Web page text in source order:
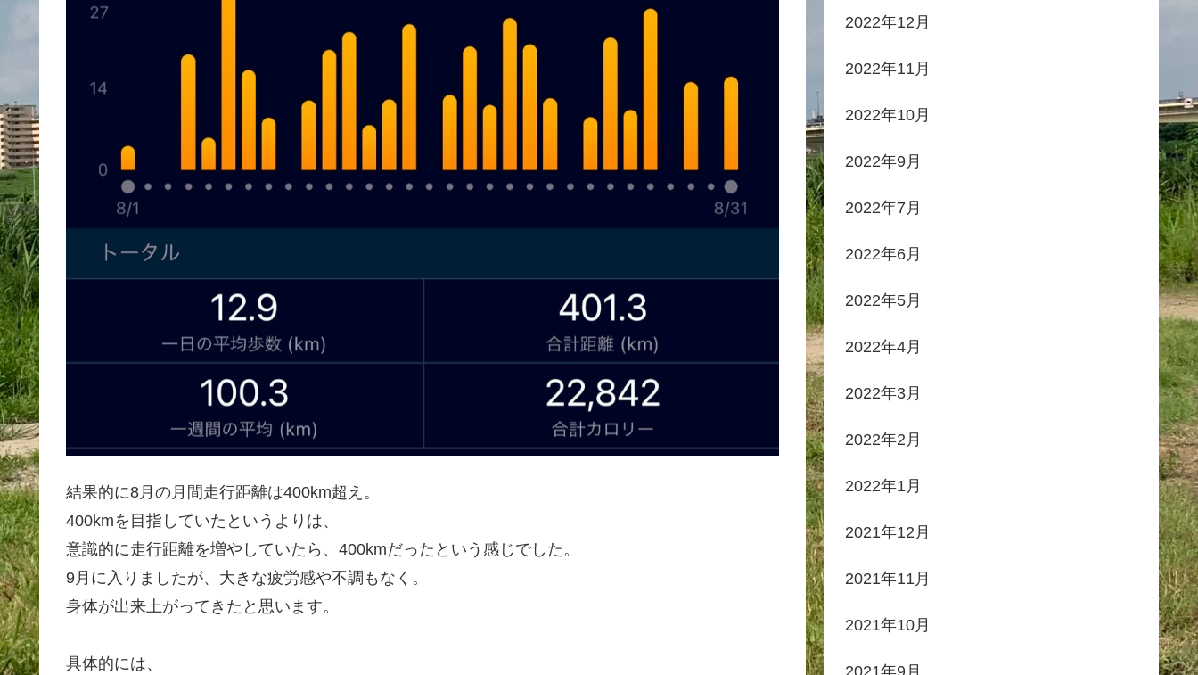
結果的に8月の月間走行距離は400km超え。
400kmを目指していたというよりは、
意識的に走行距離を増やしていたら、400kmだったという感じでした。
9月に入りましたが、大きな疲労感や不調もなく。
身体が出来上がってきたと思います。
具体的には、
2022年12月
2022年11月
2022年10月
2022年9月
2022年7月
2022年6月
2022年5月
2022年4月
2022年3月
2022年2月
2022年1月
2021年12月
2021年11月
2021年10月